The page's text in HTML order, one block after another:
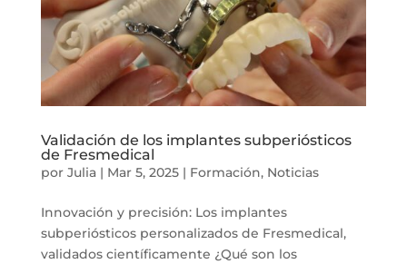
Validación de los implantes subperiósticos
de Fresmedical
por Julia| Mar 5, 2025| Formación, Noticias
Innovación y precisión: Los implantes
subperiósticos personalizados de Fresmedical,
validados científicamente ¿Qué son los